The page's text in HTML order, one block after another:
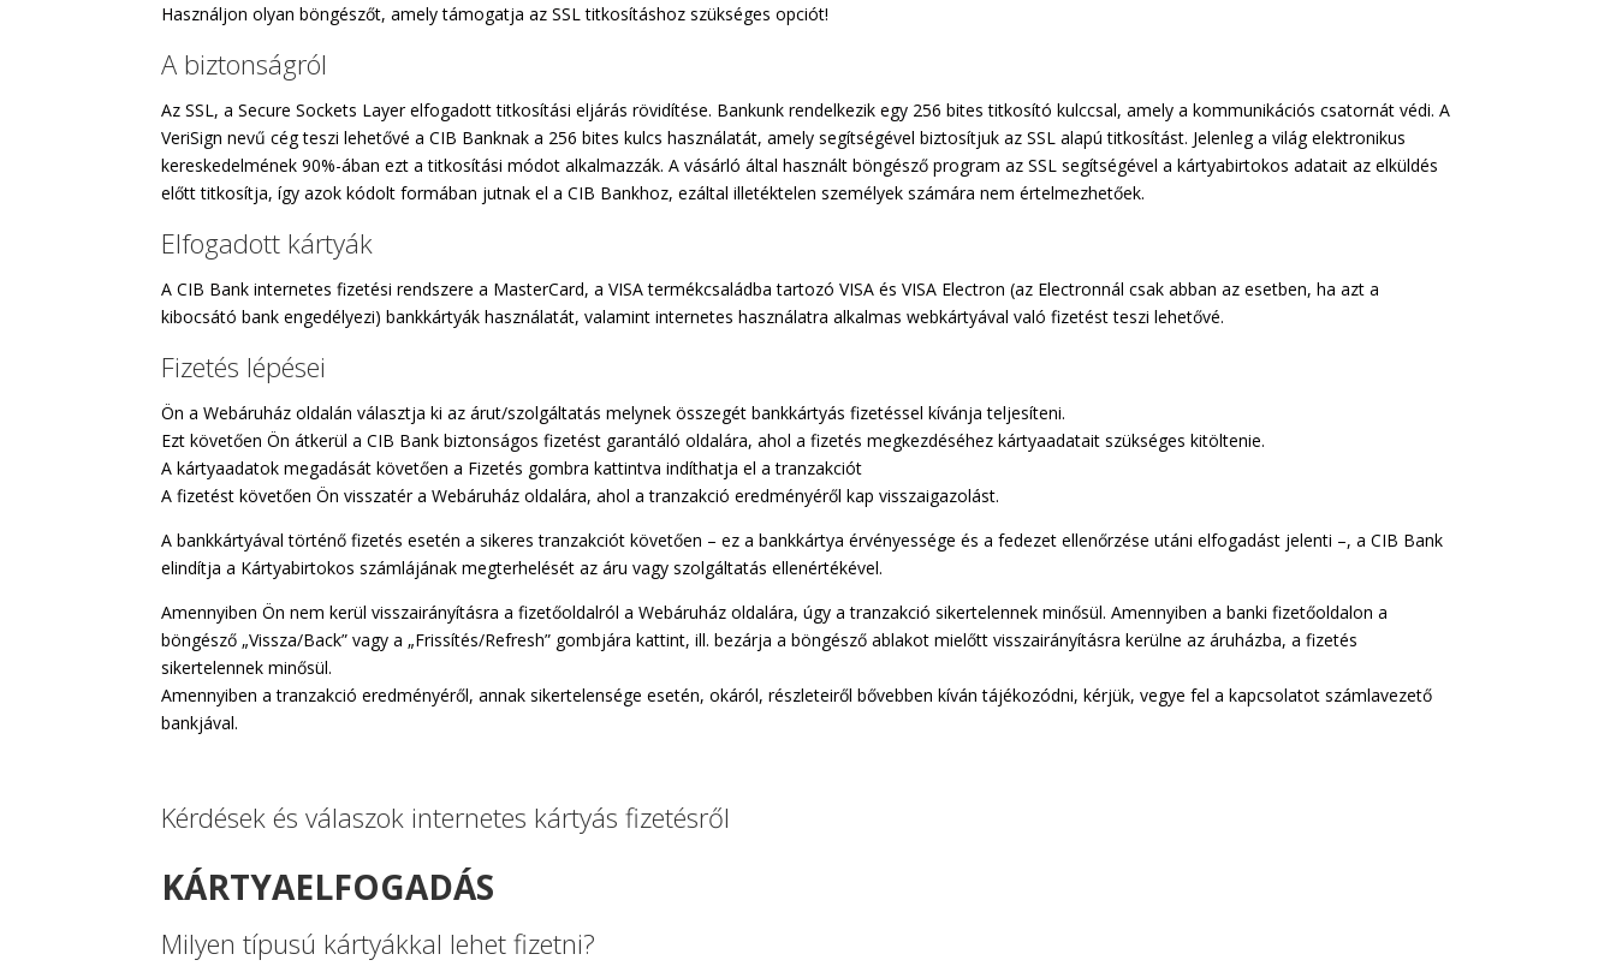
Használjon olyan böngészőt, amely támogatja az SSL titkosításhoz szükséges opciót!
A biztonságról
Az SSL, a Secure Sockets Layer elfogadott titkosítási eljárás rövidítése. Bankunk rendelkezik egy 256 bites titkosító kulccsal, amely a kommunikációs csatornát védi. A
VeriSign nevű cég teszi lehetővé a CIB Banknak a 256 bites kulcs használatát, amely segítségével biztosítjuk az SSL alapú titkosítást. Jelenleg a világ elektronikus
kereskedelmének 90%-ában ezt a titkosítási módot alkalmazzák. A vásárló által használt böngésző program az SSL segítségével a kártyabirtokos adatait az elküldés
előtt titkosítja, így azok kódolt formában jutnak el a CIB Bankhoz, ezáltal illetéktelen személyek számára nem értelmezhetőek.
Elfogadott kártyák
A CIB Bank internetes fizetési rendszere a MasterCard, a VISA termékcsaládba tartozó VISA és VISA Electron (az Electronnál csak abban az esetben, ha azt a
kibocsátó bank engedélyezi) bankkártyák használatát, valamint internetes használatra alkalmas webkártyával való fizetést teszi lehetővé.
Fizetés lépései
Ön a Webáruház oldalán választja ki az árut/szolgáltatás melynek összegét bankkártyás fizetéssel kívánja teljesíteni.
Ezt követően Ön átkerül a CIB Bank biztonságos fizetést garantáló oldalára, ahol a fizetés megkezdéséhez kártyaadatait szükséges kitöltenie.
A kártyaadatok megadását követően a Fizetés gombra kattintva indíthatja el a tranzakciót
A fizetést követően Ön visszatér a Webáruház oldalára, ahol a tranzakció eredményéről kap visszaigazolást.
A bankkártyával történő fizetés esetén a sikeres tranzakciót követően – ez a bankkártya érvényessége és a fedezet ellenőrzése utáni elfogadást jelenti –, a CIB Bank
elindítja a Kártyabirtokos számlájának megterhelését az áru vagy szolgáltatás ellenértékével.
Amennyiben Ön nem kerül visszairányításra a fizetőoldalról a Webáruház oldalára, úgy a tranzakció sikertelennek minősül. Amennyiben a banki fizetőoldalon a
böngésző „Vissza/Back” vagy a „Frissítés/Refresh” gombjára kattint, ill. bezárja a böngésző ablakot mielőtt visszairányításra kerülne az áruházba, a fizetés
sikertelennek minősül.
Amennyiben a tranzakció eredményéről, annak sikertelensége esetén, okáról, részleteiről bővebben kíván tájékozódni, kérjük, vegye fel a kapcsolatot számlavezető
bankjával.
Kérdések és válaszok internetes kártyás fizetésről
KÁRTYAELFOGADÁS
Milyen típusú kártyákkal lehet fizetni?